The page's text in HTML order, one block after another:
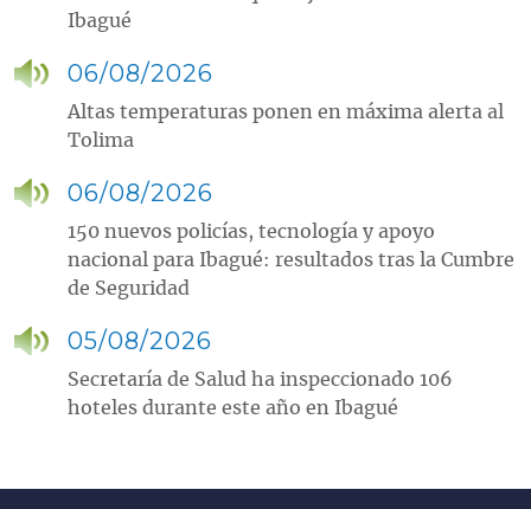
Ibagué
06/08/2026
Altas temperaturas ponen en máxima alerta al
Tolima
06/08/2026
150 nuevos policías, tecnología y apoyo
nacional para Ibagué: resultados tras la Cumbre
de Seguridad
05/08/2026
Secretaría de Salud ha inspeccionado 106
hoteles durante este año en Ibagué